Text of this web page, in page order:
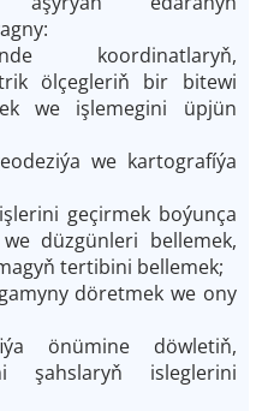
koordinatlaryň,
ölçegleriň bir bitewi
we işlemegini üpjün
we kartografíýa
geçirmek boýunça
düzgünleri bellemek,
tertibini bellemek;
döretmek we ony
önümine döwletiň,
şahslaryň isleglerini